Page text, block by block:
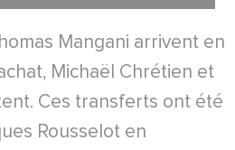
Mangani arrivent en
Michaël Chrétien et
Ces transferts ont été
Rousselot en